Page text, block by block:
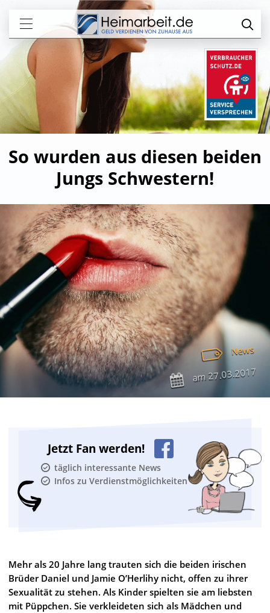
So wurden aus diesen beiden
Jungs Schwestern!
News
am27.03.2017
Jetzt Fan werden!
täglich interessante News
Infos zu Verdienstmöglichkeiten
Mehr als 20 Jahre lang trauten sich die beiden irischen
Brüder Daniel und Jamie O’Herlihy nicht, offen zu ihrer
Sexualität zu stehen. Als Kinder spielten sie am liebsten
mit Püppchen. Sie verkleideten sich als Mädchen und